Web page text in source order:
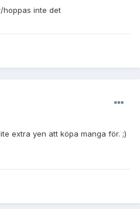
hoppas inte det
extra yen att köpa manga för. ;)